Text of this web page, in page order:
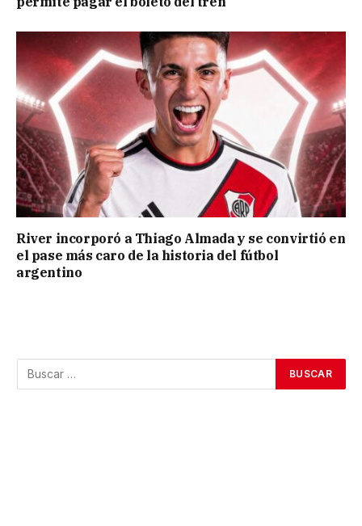
River incorporó a Thiago Almada y se convirtió en
el pase más caro de la historia del fútbol
argentino